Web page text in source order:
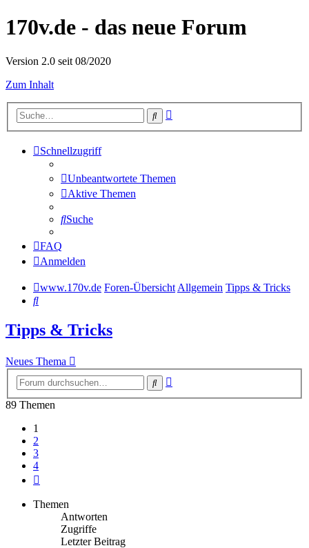
170v.de - das neue Forum
Version 2.0 seit 08/2020
Zum Inhalt
Suche
Schnellzugriff
Unbeantwortete Themen
Aktive Themen
Suche
FAQ
Anmelden
www.170v.de Foren-ÜbersichtAllgemein Tipps & Tricks
Suche
Tipps & Tricks
Neues Thema
Suche
89 Themen
1
2
3
4
Themen
Antworten
Zugriffe
Letzter Beitrag